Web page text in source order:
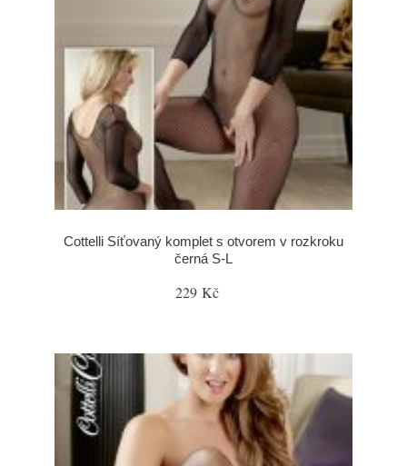
Cottelli Síťovaný komplet s otvorem v rozkroku
černá S-L
229 Kč